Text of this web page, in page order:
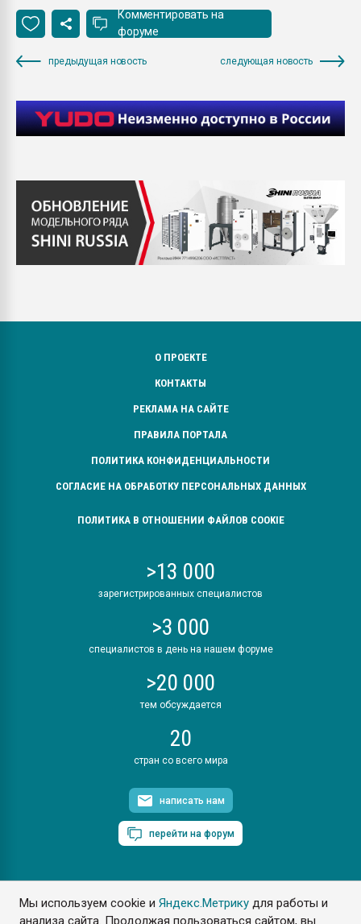
Мы используем cookie иЯндекс.Метрику для работы и
анализа сайта. Продолжая пользоваться сайтом, вы
Комментировать на
форуме
предыдущая новость следующая новость
О ПРОЕКТЕ
КОНТАКТЫ
РЕКЛАМА НА САЙТЕ
ПРАВИЛА ПОРТАЛА
ПОЛИТИКА КОНФИДЕНЦИАЛЬНОСТИ
СОГЛАСИЕ НА ОБРАБОТКУ ПЕРСОНАЛЬНЫХ ДАННЫХ
ПОЛИТИКА В ОТНОШЕНИИ ФАЙЛОВ COOKIE
>13 000
зарегистрированных специалистов
>3 000
специалистов в день на нашем форуме
>20 000
тем обсуждается
20
стран со всего мира
написать нам
перейти на форум
ПластЭксперт © 2006. Все права защищены
Разрешается копирование материалов сайта с обязательной